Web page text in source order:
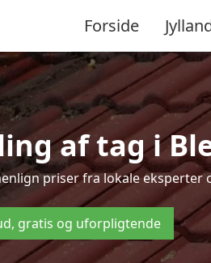
Forside
af tag i
priser fra lokale
gratis og uforpligtende